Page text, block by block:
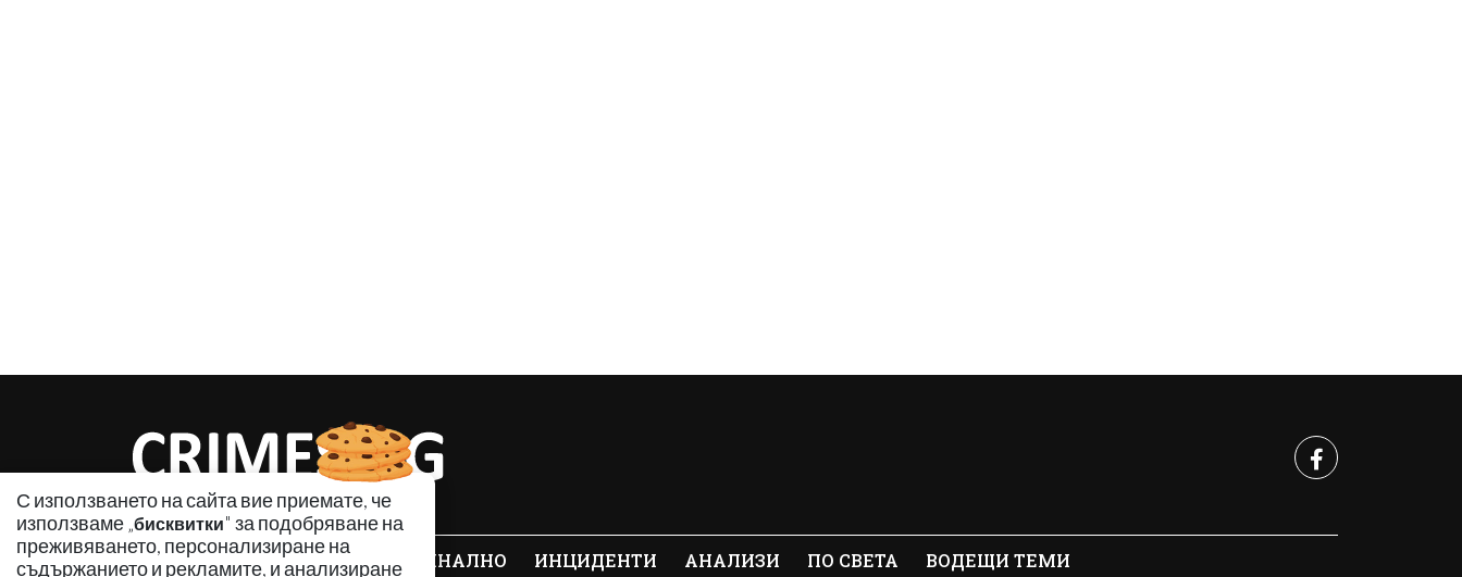
С използването на сайта вие приемате, че
използваме „бисквитки" за подобряване на
преживяването, персонализиране на
съдържанието и рекламите, и анализиранеКРИМИНАЛНО ИНЦИДЕНТИ АНАЛИЗИ ПО СВЕТА ВОДЕЩИ ТЕМИ